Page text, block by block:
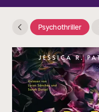
Psychothriller